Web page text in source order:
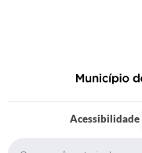
Acessibilidade